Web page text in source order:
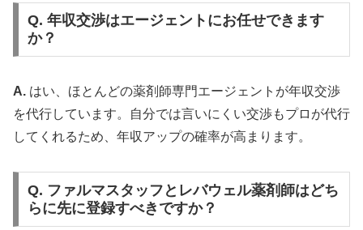
Q. 年収交渉はエージェントにお任せできます
か？
A. はい、ほとんどの薬剤師専門エージェントが年収交渉
を代行しています。自分では言いにくい交渉もプロが代行
してくれるため、年収アップの確率が高まります。
Q. ファルマスタッフとレバウェル薬剤師はどち
らに先に登録すべきですか？